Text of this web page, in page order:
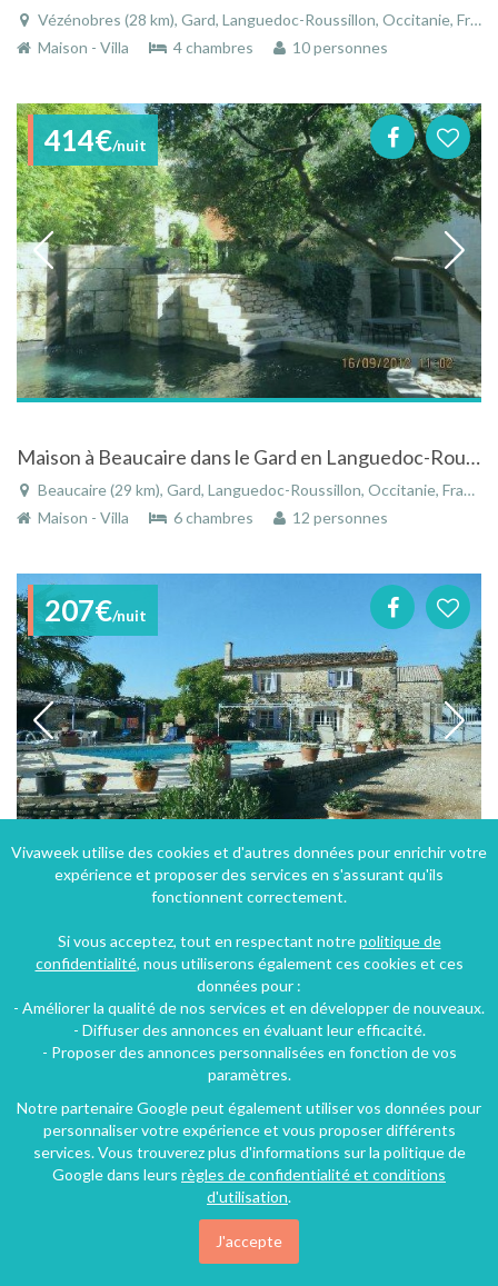
Vézénobres (28 km), Gard, Languedoc-Roussillon, Occitanie, France
Maison - Villa
4 chambres 10 personnes
414€/nuit
Maison à Beaucaire dans le Gard en Languedoc-Roussillon avec piscine
Beaucaire (29 km), Gard, Languedoc-Roussillon, Occitanie, France
Maison - Villa
6 chambres 12 personnes
207€/nuit
Aigremont (29 km), Gard, Languedoc-Roussillon, Occitanie, France
4 chambres 12 personnes
Vivaweek utilise des cookies et d'autres données pour enrichir votre
expérience et proposer des services en s'assurant qu'ils
fonctionnent correctement.
Si vous acceptez, tout en respectant notrepolitique de
confidentialité, nous utiliserons également ces cookies et ces
données pour :
- Améliorer la qualité de nos services et en développer de nouveaux.
- Diffuser des annonces en évaluant leur efficacité.
- Proposer des annonces personnalisées en fonction de vos
paramètres.
Notre partenaire Google peut également utiliser vos données pour
personnaliser votre expérience et vous proposer différents
services. Vous trouverez plus d'informations sur la politique de
Google dans leurs règles de confidentialité et conditions
d'utilisation.
J'accepte